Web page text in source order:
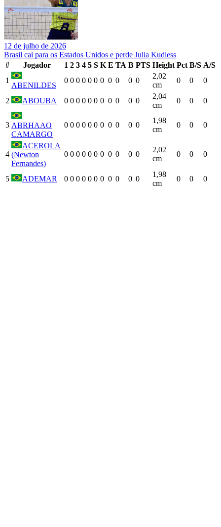
12 de julho de 2026
Brasil cai para os Estados Unidos e perde Julia Kudiess
#
Jogador 1 2 3 4 5 S K E TA B PTS Height Pct B/S A/S
1
ABENILDES
0 0 0 0 0 0 0 0 0 0 0
2,02
cm
0 0 0
2 ABOUBA 0 0 0 0 0 0 0 0 0 0 0
2,04
cm
0 0 0
3 ABRHAAO
CAMARGO
0 0 0 0 0 0 0 0 0 0 0
1,98
cm
0 0 0
4
ACEROLA
(Newton
Fernandes)
0 0 0 0 0 0 0 0 0 0 0
2,02
cm
0 0 0
5 ADEMAR 0 0 0 0 0 0 0 0 0 0 0
1,98
cm
0 0 0